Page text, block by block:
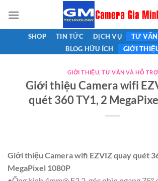
qua
nội
SHOP TIN TỨC DỊCH VỤ
TƯ
BLOG HỮU ÍCH
GIỚI
GIỚI THIỆU ,TƯ VẤN VÀ HỖ TRỢ
Giới thiệu Camera wifi
quét 360 TY1, 2
Giới thiệu Camera wifi EZVIZ quay quét
MegaPixel 1080P